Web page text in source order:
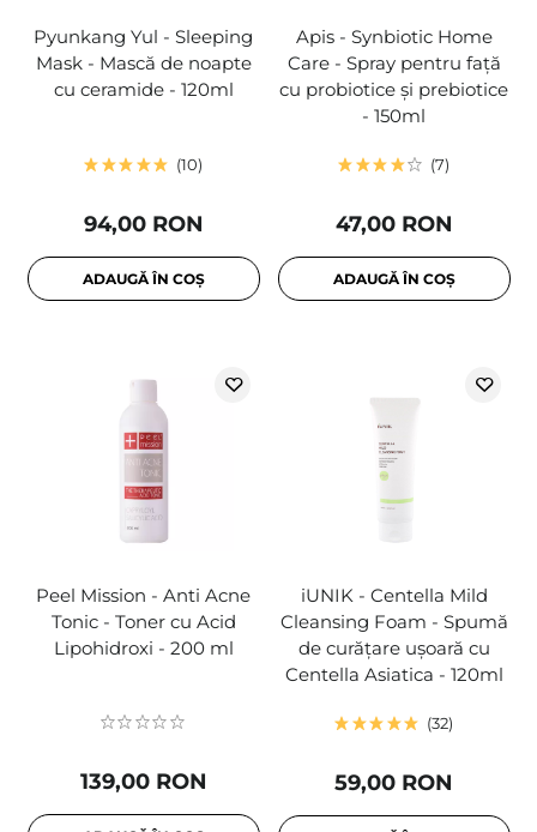
Pyunkang Yul - Sleeping
Mask - Mască de noapte
cu ceramide - 120ml
10
94,00 RON
ADAUGĂ ÎN COȘ
Apis - Synbiotic Home
Care - Spray pentru față
cu probiotice și prebiotice
- 150ml
7
47,00 RON
ADAUGĂ ÎN COȘ
Peel Mission - Anti Acne
Tonic - Toner cu Acid
Lipohidroxi - 200 ml
139,00 RON
iUNIK - Centella Mild
Cleansing Foam - Spumă
de curățare ușoară cu
Centella Asiatica - 120ml
32
59,00 RON